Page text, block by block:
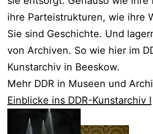
ihre Parteistrukturen, wie ihre
Sie sind Geschichte. Und
von Archiven. So wie hier im
Kunstarchiv in Beeskow.
Mehr DDR in Museen und
Einblicke ins DDR-Kunstarchiv I